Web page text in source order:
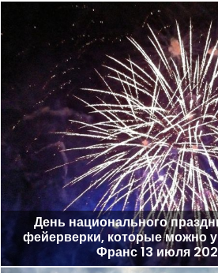
День национального
фейерверки, которые можно
Франс 13 июля